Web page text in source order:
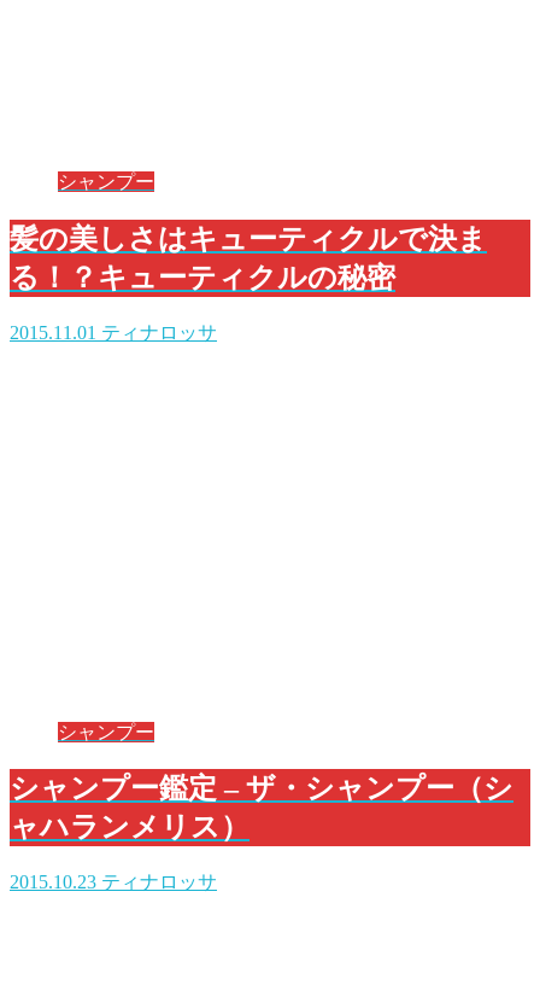
シャンプー
髪の美しさはキューティクルで決ま
る！？キューティクルの秘密
2015.11.01 ティナロッサ
シャンプー
シャンプー鑑定 – ザ・シャンプー（シ
ャハランメリス）
2015.10.23 ティナロッサ